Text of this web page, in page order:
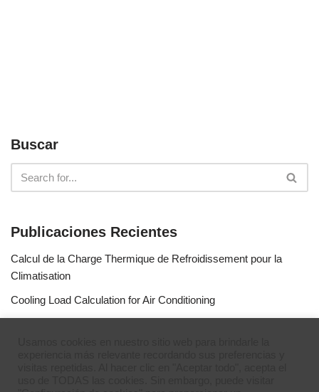
Buscar
Publicaciones Recientes
Calcul de la Charge Thermique de Refroidissement pour la
Climatisation
Cooling Load Calculation for Air Conditioning